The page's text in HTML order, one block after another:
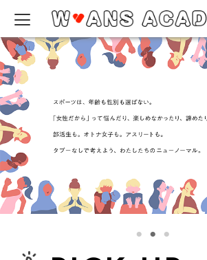
W-ANS ACADEMYってなに？
NEWS
アカデミー
スペシャリスト一覧